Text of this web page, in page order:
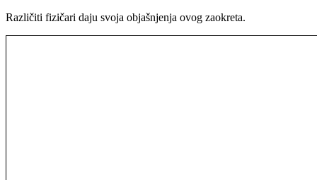
Različiti fizičari daju svoja objašnjenja ovog zaokreta.